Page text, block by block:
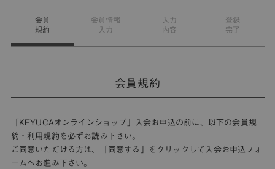
会員
規約
会員情報
入力
入力
内容
登録
完了
会員規約
「KEYUCAオンラインショップ」入会お申込の前に、以下の会員規
約・利用規約を必ずお読み下さい。
ご同意いただける方は、「同意する」をクリックして入会お申込フォ
ームへお進み下さい。